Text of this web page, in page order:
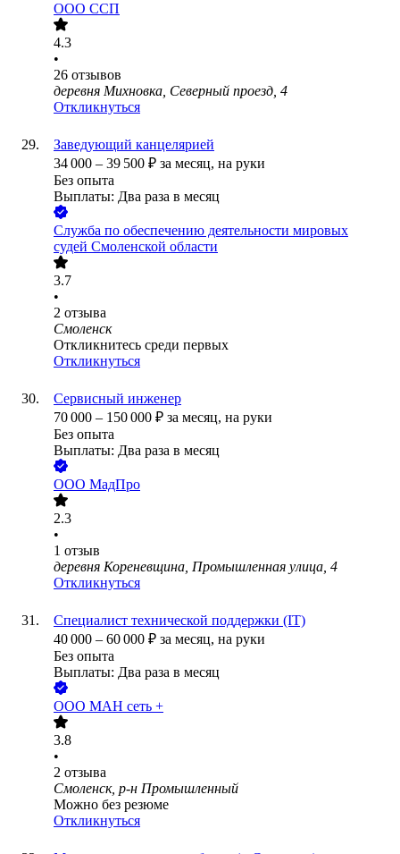
ООО ССП
4.3
•
26 отзывов
деревня Михновка, Северный проезд, 4
Откликнуться
Заведующий канцелярией
34 000 – 39 500 ₽ за месяц, на руки
Без опыта
Выплаты: Два раза в месяц
Служба по обеспечению деятельности мировых
судей Смоленской области
3.7
•
2 отзыва
Смоленск
Откликнитесь среди первых
Откликнуться
Сервисный инженер
70 000 – 150 000 ₽ за месяц, на руки
Без опыта
Выплаты: Два раза в месяц
ООО МадПро
2.3
•
1 отзыв
деревня Кореневщина, Промышленная улица, 4
Откликнуться
Специалист технической поддержки (IT)
40 000 – 60 000 ₽ за месяц, на руки
Без опыта
Выплаты: Два раза в месяц
ООО МАН сеть +
3.8
•
2 отзыва
Смоленск, р-н Промышленный
Можно без резюме
Откликнуться